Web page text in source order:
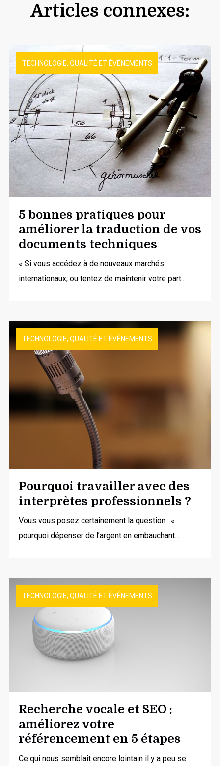
Articles connexes:
TECHNOLOGIE, QUALITÉ ET ÉVÉNEMENTS
5 bonnes pratiques pour
améliorer la traduction de vos
documents techniques
« Si vous accédez à de nouveaux marchés
internationaux, ou tentez de maintenir votre part...
TECHNOLOGIE, QUALITÉ ET ÉVÉNEMENTS
Pourquoi travailler avec des
interprètes professionnels ?
Vous vous posez certainement la question : «
pourquoi dépenser de l’argent en embauchant...
TECHNOLOGIE, QUALITÉ ET ÉVÉNEMENTS
Recherche vocale et SEO :
améliorez votre
référencement en 5 étapes
Ce qui nous semblait encore lointain il y a peu se